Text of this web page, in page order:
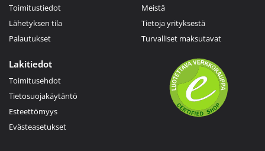
Toimitustiedot
Lähetyksen tila
Palautukset
Meistä
Tietoja yrityksestä
Turvalliset maksutavat
Lakitiedot
Toimitusehdot
Tietosuojakäytäntö
Esteettömyys
Evästeasetukset